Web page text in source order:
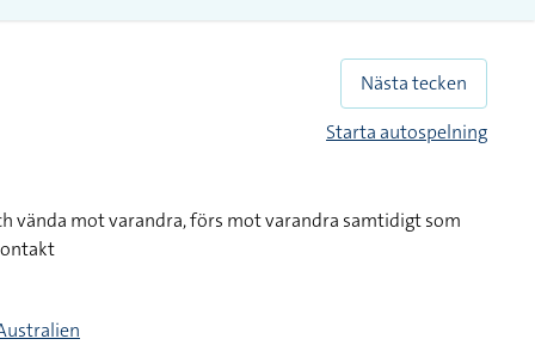
Nästa tecken
Starta autospelning
vända mot varandra, förs mot varandra samtidigt som